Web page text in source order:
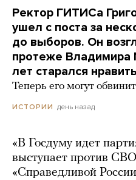
Ректор ГИТИСа
ушел с поста за
до выборов. Он
протеже Владимира
лет старался
Теперь его могут
ИСТОРИИ день назад
«В Госдуму идет
выступает против
«Справедливой